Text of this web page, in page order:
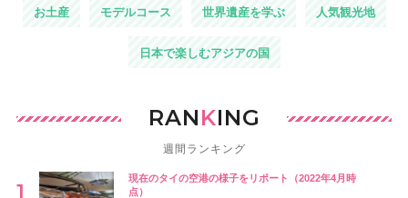
お土産 モデルコース 世界遺産を学ぶ 人気観光地
日本で楽しむアジアの国
RANKING
週間ランキング
現在のタイの空港の様子をリポート（2022年4月時
点）